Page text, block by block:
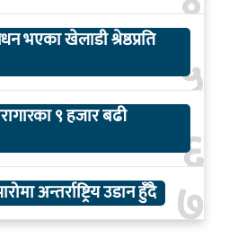
५
भएका खेलाडी श्रेष्ठप्रति
६
९ हजार बढी
७
अन्तर्राष्ट्रिय उडान हुँदै